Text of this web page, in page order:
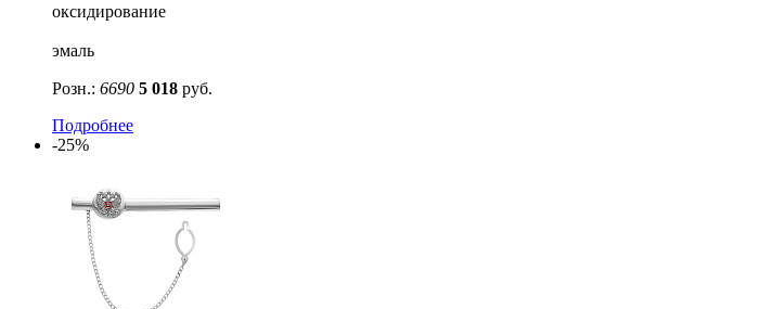
оксидирование
эмаль
Розн.: 6690 5 018 руб.
Подробнее
-25%